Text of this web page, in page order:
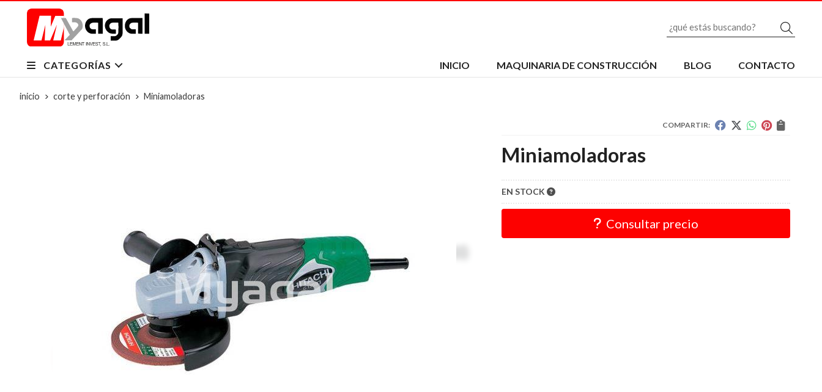
CATEGORÍAS INICIO MAQUINARIA DE CONSTRUCCIÓN BLOG CONTACTO
inicio corte y perforación Miniamoladoras
COMPARTIR:
Miniamoladoras
EN STOCK
Consultar precio